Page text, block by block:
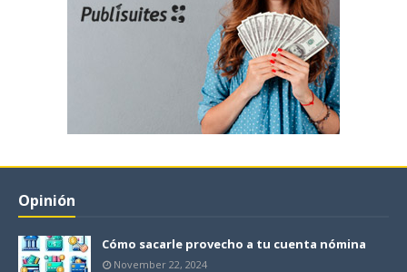
Opinión
Cómo sacarle provecho a tu cuenta nómina
November 22, 2024